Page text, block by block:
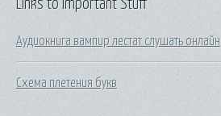
Links to Important Stuff
Аудиокнига вампир лестат слушать онлайн
Схема плетения букв